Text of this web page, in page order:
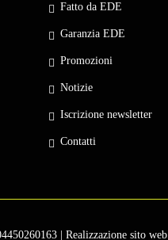
Fatto da EDE
Garanzia EDE
Promozioni
Notizie
Iscrizione newsletter
Contatti
| Realizzazione sito web